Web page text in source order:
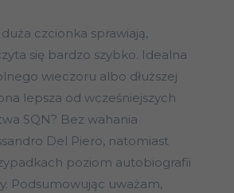
czcionka sprawiają,
się bardzo szybko. Idealna
wieczoru albo dłuższej
lepsza od wcześniejszych
SQN? Bez wahania
Del Piero, natomiast
poziom autobiografii
Podsumowując uważam,